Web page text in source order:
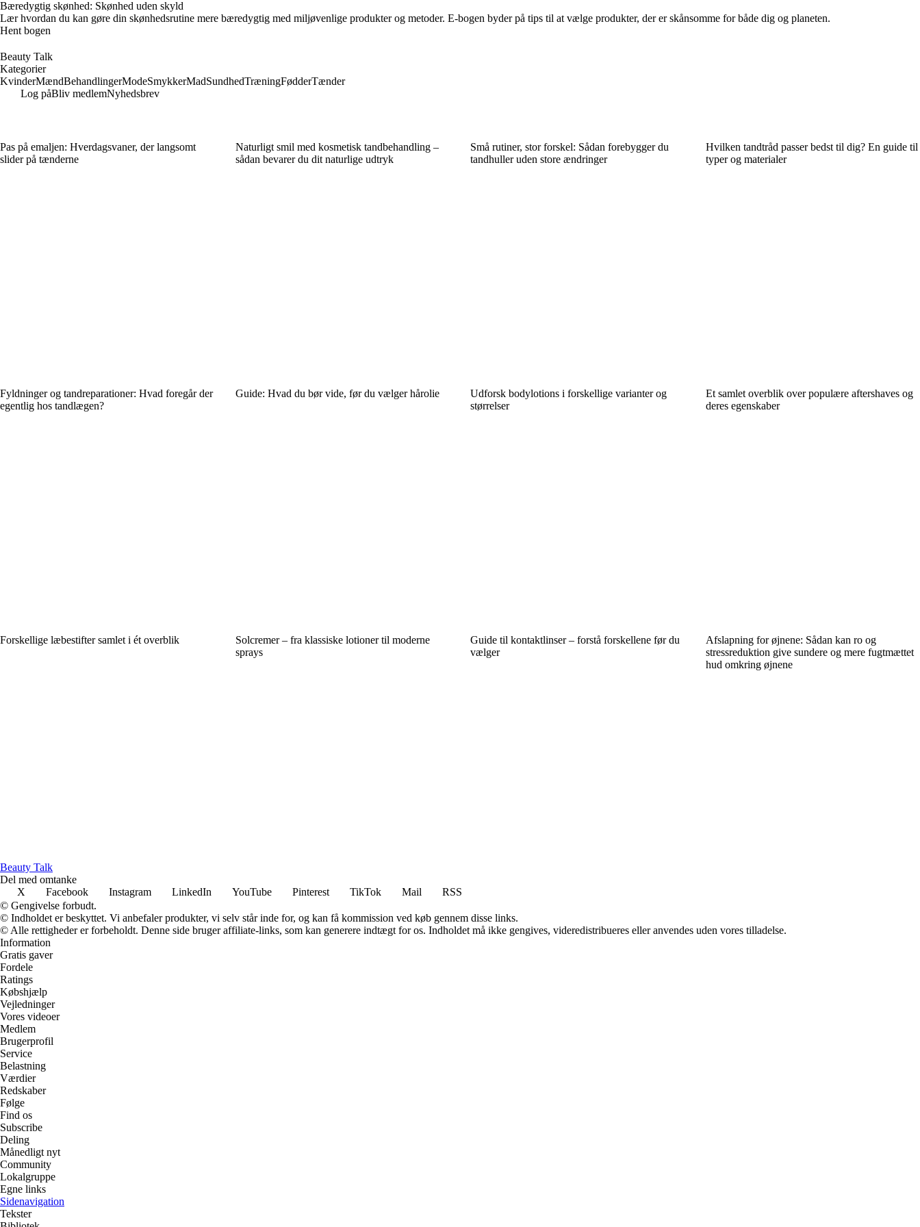
Bæredygtig skønhed: Skønhed uden skyld
Lær hvordan du kan gøre din skønhedsrutine mere bæredygtig med miljøvenlige produkter og metoder. E-bogen byder på tips til at vælge produkter, der er skånsomme for både dig og planeten.
Hent bogen
Beauty Talk
Kategorier
KvinderMændBehandlingerModeSmykkerMadSundhedTræningFødderTænder
Log påBliv medlemNyhedsbrev
Pas på emaljen: Hverdagsvaner, der langsomt
slider på tænderne
Naturligt smil med kosmetisk tandbehandling –
sådan bevarer du dit naturlige udtryk
Små rutiner, stor forskel: Sådan forebygger du
tandhuller uden store ændringer
Hvilken tandtråd passer bedst til dig? En guide til
typer og materialer
Fyldninger og tandreparationer: Hvad foregår der
egentlig hos tandlægen?
Guide: Hvad du bør vide, før du vælger hårolie
Udforsk bodylotions i forskellige varianter og
størrelser
Et samlet overblik over populære aftershaves og
deres egenskaber
Forskellige læbestifter samlet i ét overblik
Solcremer – fra klassiske lotioner til moderne
sprays
Guide til kontaktlinser – forstå forskellene før du
vælger
Afslapning for øjnene: Sådan kan ro og
stressreduktion give sundere og mere fugtmættet
hud omkring øjnene
Beauty Talk
Del med omtanke
X
Facebook Instagram LinkedIn YouTube Pinterest TikTok Mail
RSS
© Gengivelse forbudt.
© Indholdet er beskyttet. Vi anbefaler produkter, vi selv står inde for, og kan få kommission ved køb gennem disse links.
© Alle rettigheder er forbeholdt. Denne side bruger affiliate-links, som kan generere indtægt for os. Indholdet må ikke gengives, videredistribueres eller anvendes uden vores tilladelse.
Information
Gratis gaver
Fordele
Ratings
Købshjælp
Vejledninger
Vores videoer
Medlem
Brugerprofil
Service
Belastning
Værdier
Redskaber
Følge
Find os
Subscribe
Deling
Månedligt nyt
Community
Lokalgruppe
Egne links
Sidenavigation
Tekster